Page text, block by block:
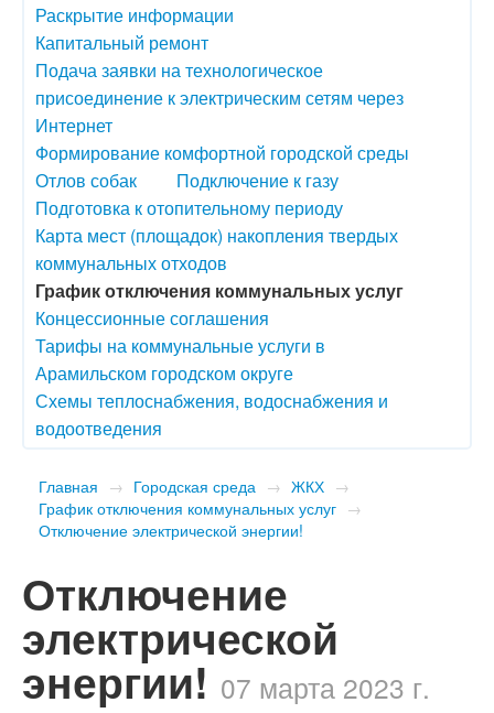
Раскрытие информации
Капитальный ремонт
Подача заявки на технологическое
присоединение к электрическим сетям через
Интернет
Формирование комфортной городской среды
Отлов собак
Подключение к газу
Подготовка к отопительному периоду
Карта мест (площадок) накопления твердых
коммунальных отходов
График отключения коммунальных услуг
Концессионные соглашения
Тарифы на коммунальные услуги в
Арамильском городском округе
Схемы теплоснабжения, водоснабжения и
водоотведения
Главная → Городская среда → ЖКХ →
График отключения коммунальных услуг →
Отключение электрической энергии!
Отключение
электрической
энергии! 07 марта 2023 г.